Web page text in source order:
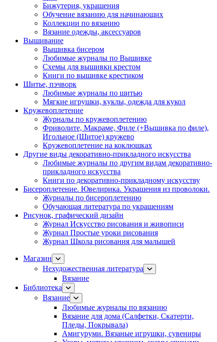
Бижутерия, украшения
Обучение вязанию для начинающих
Коллекции по вязанию
Вязание одежды, аксессуаров
Вышивание
Вышивка бисером
Любимые журналы по Вышивке
Схемы для вышивки крестом
Книги по вышивке крестиком
Шитье, пэчворк
Любимые журналы по шитью
Мягкие игрушки, куклы, одежда для кукол
Кружевоплетение
Журналы по кружевоплетению
Фриволите, Макраме, Филе (+Вышивка по филе),
Игольное (Шитое) кружево
Кружевоплетение на коклюшках
Другие виды декоративно-прикладного искусства
Любимые журналы по другим видам декоративно-
прикладного искусства
Книги по декоративно-прикладному искусству
Бисероплетение. Ювелирика. Украшения из проволоки.
Журналы по бисероплетению
Обучающая литература по украшениям
Рисунок, графический дизайн
Журнал Искусство рисования и живописи
Журнал Простые уроки рисования
Журнал Школа рисования для малышей
Магазин
Нехудожественная литература
Вязание
Библиотека
Вязание
Любимые журналы по вязанию
Вязание для дома (Салфетки, Скатерти,
Пледы, Покрывала)
Амигуруми. Вязаные игрушки, сувениры